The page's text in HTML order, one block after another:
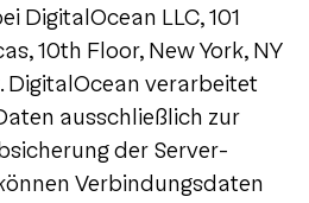
DigitalOcean LLC, 101
10th Floor, New York, NY
DigitalOcean verarbeitet
ausschließlich zur
der Server-
Verbindungsdaten